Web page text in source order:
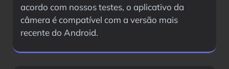
acordo com nossos testes, o aplicativo da
câmera é compatível com a versão mais
recente do Android.